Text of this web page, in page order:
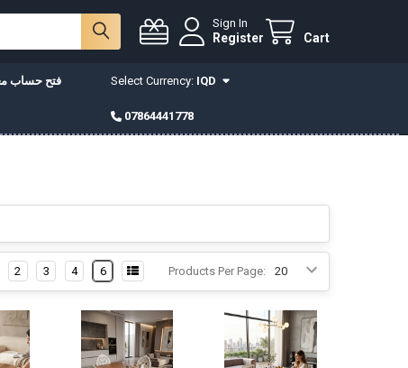
Sign In
Register Cart
فتح حساب Select Currency: IQD
07864441778
Products Per Page:
2 3 4 6